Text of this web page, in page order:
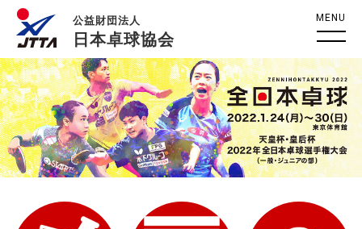
公益財団法人
日本卓球協会
MENU